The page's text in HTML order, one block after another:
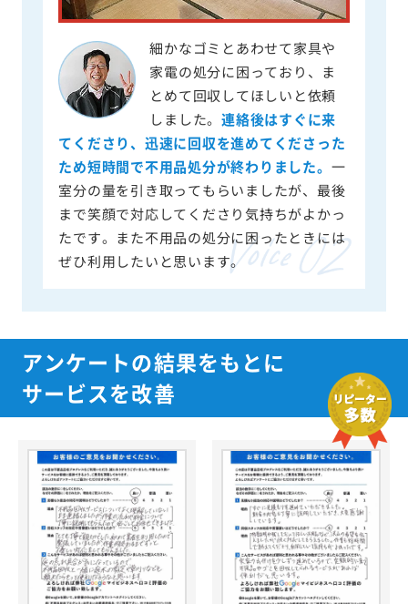
細かなゴミとあわせて家具や
家電の処分に困っており、ま
とめて回収してほしいと依頼
しました。連絡後はすぐに来
てくださり、迅速に回収を進めてくださった
ため短時間で不用品処分が終わりました。 一
室分の量を引き取ってもらいましたが、最後
まで笑顔で対応してくださり気持ちがよかっ
たです。また不用品の処分に困ったときには
ぜひ利用したいと思います。
アンケートの結果をもとに
サービスを改善